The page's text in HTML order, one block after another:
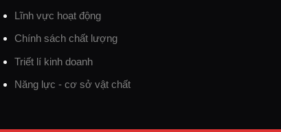
Lĩnh vực hoạt động
Chính sách chất lượng
Triết lí kinh doanh
Năng lực - cơ sở vật chất